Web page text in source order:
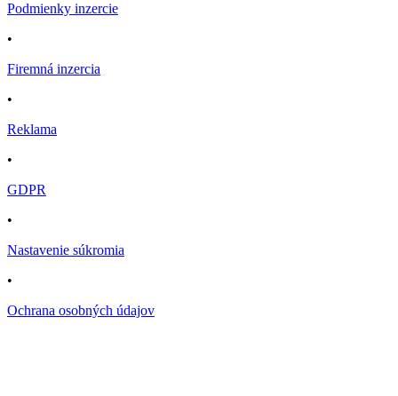
Podmienky inzercie
•
Firemná inzercia
•
Reklama
•
GDPR
•
Nastavenie súkromia
•
Ochrana osobných údajov